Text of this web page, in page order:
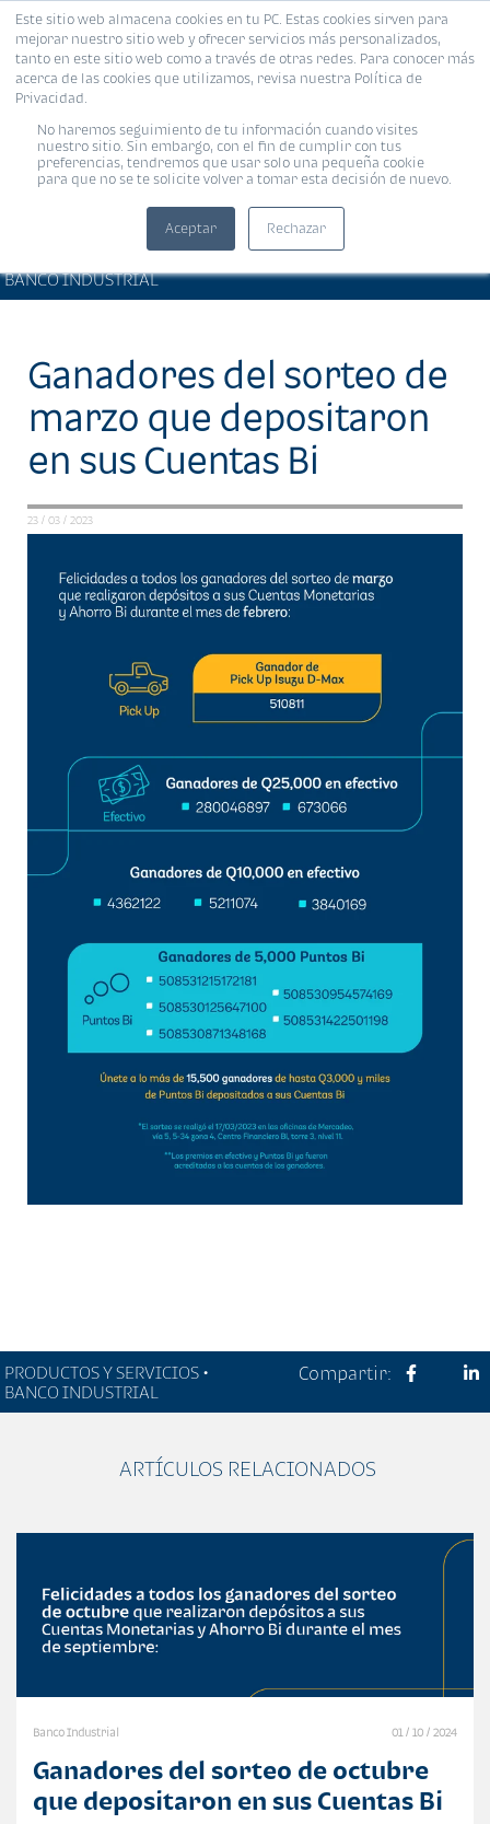
Este sitio web almacena cookies en tu PC. Estas cookies sirven para
mejorar nuestro sitio web y ofrecer servicios más personalizados,
tanto en este sitio web como a través de otras redes. Para conocer más
acerca de las cookies que utilizamos, revisa nuestra Política de
Privacidad.
No haremos seguimiento de tu información cuando visites
nuestro sitio. Sin embargo, con el fin de cumplir con tus
preferencias, tendremos que usar solo una pequeña cookie
para que no se te solicite volver a tomar esta decisión de nuevo.
Aceptar Rechazar
MENÚ
BANCO INDUSTRIAL
Ganadores del sorteo de
marzo que depositaron
en sus Cuentas Bi
23 / 03 / 2023
PRODUCTOS Y SERVICIOS •
BANCO INDUSTRIAL
Compartir:
ARTÍCULOS RELACIONADOS
Banco Industrial 01 / 10 / 2024
Ganadores del sorteo de octubre
que depositaron en sus Cuentas Bi